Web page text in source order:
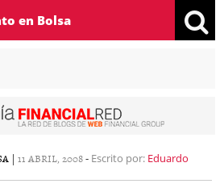
en Bolsa
| 11 ABRIL, 2008- Escrito por: Eduardo